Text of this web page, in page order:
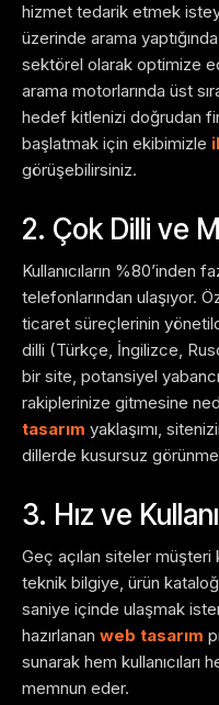
hizmet tedarik etmek
üzerinde arama
sektörel olarak optimize
arama motorlarında üst
hedef kitlenizi doğrudan
başlatmak için ekibimizle
görüşebilirsiniz.
2. Çok Dilli ve
Kullanıcıların %80’inden
telefonlarından ulaşıyor.
ticaret süreçlerinin
dilli (Türkçe, İngilizce,
bir site, potansiyel
rakiplerinize gitmesine
tasarım yaklaşımı,
dillerde kusursuz
3. Hız ve
Geç açılan siteler müşteri
teknik bilgiye, ürün
saniye içinde ulaşmak
hazırlanan web tasarım
sunarak hem kullanıcıları
memnun eder.